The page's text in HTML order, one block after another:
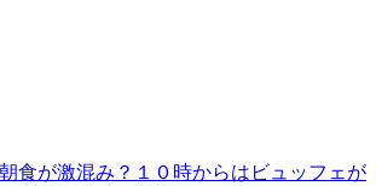
食が激混み？１０時からはビュッフェが